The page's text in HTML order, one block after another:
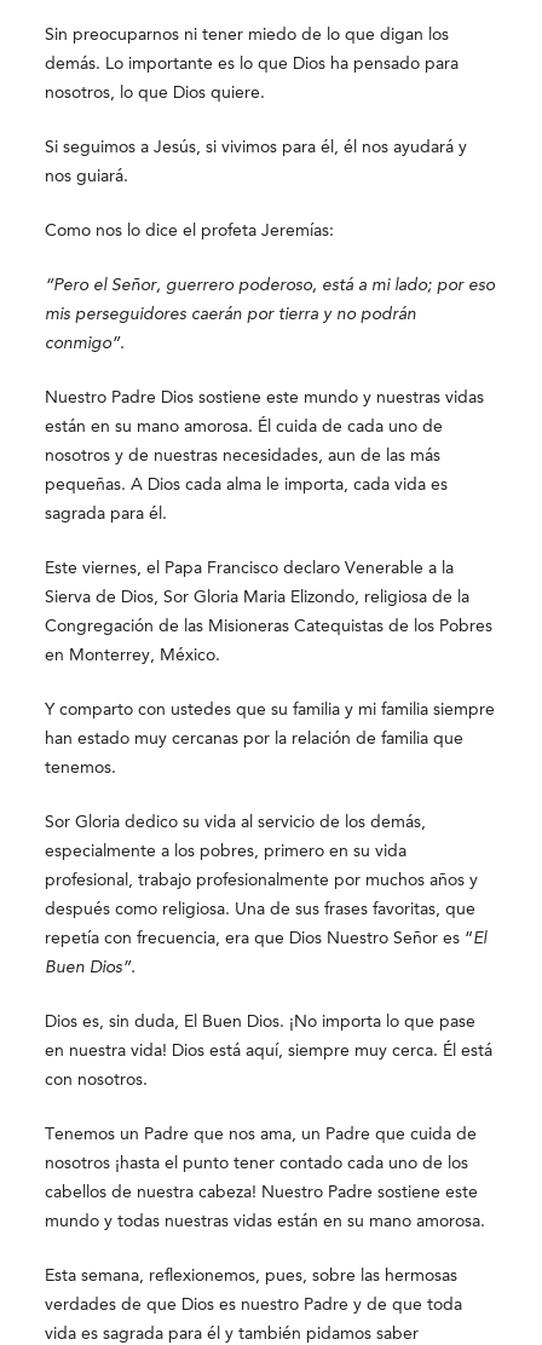
Sin preocuparnos ni tener miedo de lo que digan los
demás. Lo importante es lo que Dios ha pensado para
nosotros, lo que Dios quiere.
Si seguimos a Jesús, si vivimos para él, él nos ayudará y
nos guiará.
Como nos lo dice el profeta Jeremías:
“Pero el Señor, guerrero poderoso, está a mi lado; por eso
mis perseguidores caerán por tierra y no podrán
conmigo”.
Nuestro Padre Dios sostiene este mundo y nuestras vidas
están en su mano amorosa. Él cuida de cada uno de
nosotros y de nuestras necesidades, aun de las más
pequeñas. A Dios cada alma le importa, cada vida es
sagrada para él.
Este viernes, el Papa Francisco declaro Venerable a la
Sierva de Dios, Sor Gloria Maria Elizondo, religiosa de la
Congregación de las Misioneras Catequistas de los Pobres
en Monterrey, México.
Y comparto con ustedes que su familia y mi familia siempre
han estado muy cercanas por la relación de familia que
tenemos.
Sor Gloria dedico su vida al servicio de los demás,
especialmente a los pobres, primero en su vida
profesional, trabajo profesionalmente por muchos años y
después como religiosa. Una de sus frases favoritas, que
repetía con frecuencia, era que Dios Nuestro Señor es “El
Buen Dios”.
Dios es, sin duda, El Buen Dios. ¡No importa lo que pase
en nuestra vida! Dios está aquí, siempre muy cerca. Él está
con nosotros.
Tenemos un Padre que nos ama, un Padre que cuida de
nosotros ¡hasta el punto tener contado cada uno de los
cabellos de nuestra cabeza! Nuestro Padre sostiene este
mundo y todas nuestras vidas están en su mano amorosa.
Esta semana, reflexionemos, pues, sobre las hermosas
verdades de que Dios es nuestro Padre y de que toda
vida es sagrada para él y también pidamos saber